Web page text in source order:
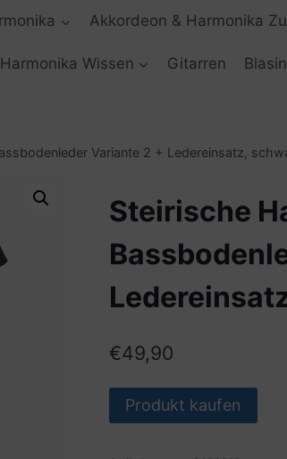
Akkordeon & Harmonika
Harmonika Wissen Gitarren
Variante 2 + Ledereinsatz,
Steirische
€49,90
Produkt kaufen